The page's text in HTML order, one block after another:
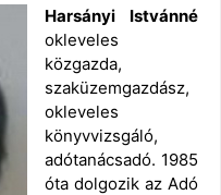
Harsányi Istvánné
okleveles
közgazda,
szaküzemgazdász,
okleveles
könyvvizsgáló,
adótanácsadó. 1985
óta dolgozik az Adó